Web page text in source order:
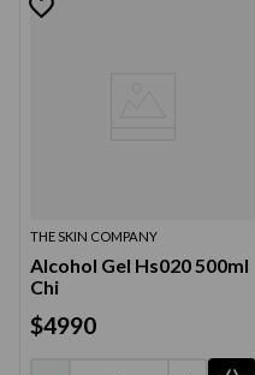
THE SKIN COMPANY
Alcohol Gel Hs020 500ml
Chi
$4990